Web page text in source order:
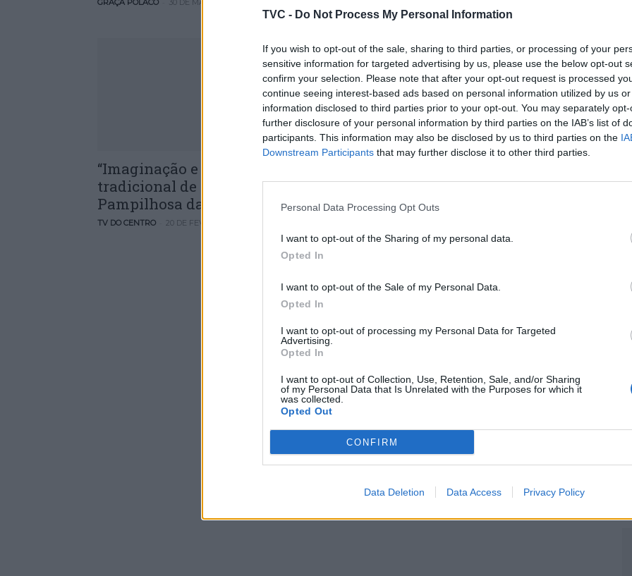
TVC - Do Not Process My Personal Information
If you wish to opt-out of the sale, sharing to third parties, or processing of your
sensitive information for targeted advertising by us, please use the below opt-out
confirm your selection. Please note that after your opt-out request is processed
continue seeing interest-based ads based on personal information utilized by us
information disclosed to third parties prior to your opt-out. You may separately
further disclosure of your personal information by third parties on the IAB’s list of
participants. This information may also be disclosed by us to third parties on the
Downstream Participants that may further disclose it to other third parties.
Personal Data Processing Opt Outs
I want to opt-out of the Sharing of my personal data.
Opted In
I want to opt-out of the Sale of my Personal Data.
Opted In
I want to opt-out of processing my Personal Data for Targeted
Advertising.
Opted In
I want to opt-out of Collection, Use, Retention, Sale, and/or Sharing
of my Personal Data that Is Unrelated with the Purposes for which it
was collected.
Opted Out
CONFIRM
Data Deletion Data Access Privacy Policy
GRAÇA POLACO 30 DE MARÇO, 2023
“Imaginação e sátira” no cortejo
tradicional de Carnaval da
Pampilhosa da...
TV DO CENTRO 20 DE FEVEREIRO, 2023